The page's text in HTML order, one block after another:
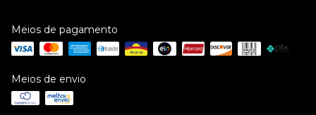
Meios de pagamento
Meios de envio